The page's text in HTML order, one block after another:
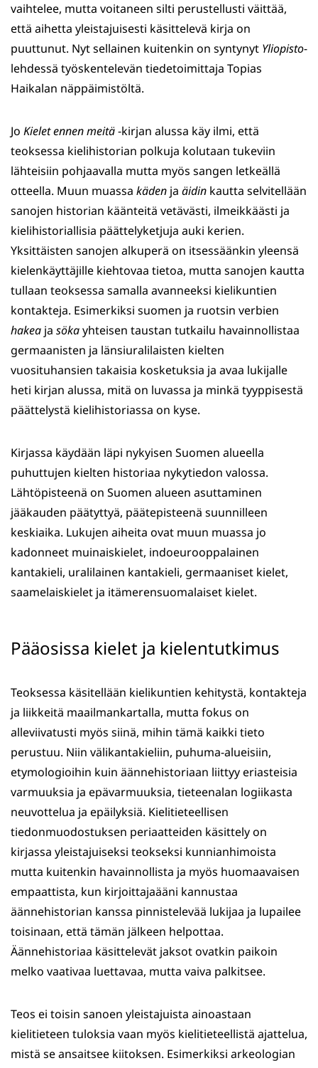
vaihtelee, mutta voitaneen silti perustellusti väittää,
että aihetta yleistajuisesti käsittelevä kirja on
puuttunut. Nyt sellainen kuitenkin on syntynyt Yliopisto-
lehdessä työskentelevän tiedetoimittaja Topias
Haikalan näppäimistöltä.
Jo Kielet ennen meitä-kirjan alussa käy ilmi, että
teoksessa kielihistorian polkuja kolutaan tukeviin
lähteisiin pohjaavalla mutta myös sangen letkeällä
otteella. Muun muassa käden ja äidin kautta selvitellään
sanojen historian käänteitä vetävästi, ilmeikkäästi ja
kielihistoriallisia päättelyketjuja auki kerien.
Yksittäisten sanojen alkuperä on itsessäänkin yleensä
kielenkäyttäjille kiehtovaa tietoa, mutta sanojen kautta
tullaan teoksessa samalla avanneeksi kielikuntien
kontakteja. Esimerkiksi suomen ja ruotsin verbien
hakea ja sökayhteisen taustan tutkailu havainnollistaa
germaanisten ja länsiuralilaisten kielten
vuosituhansien takaisia kosketuksia ja avaa lukijalle
heti kirjan alussa, mitä on luvassa ja minkä tyyppisestä
päättelystä kielihistoriassa on kyse.
Kirjassa käydään läpi nykyisen Suomen alueella
puhuttujen kielten historiaa nykytiedon valossa.
Lähtöpisteenä on Suomen alueen asuttaminen
jääkauden päätyttyä, päätepisteenä suunnilleen
keskiaika. Lukujen aiheita ovat muun muassa jo
kadonneet muinaiskielet, indoeurooppalainen
kantakieli, uralilainen kantakieli, germaaniset kielet,
saamelaiskielet ja itämerensuomalaiset kielet.
Pääosissa kielet ja kielentutkimus
Teoksessa käsitellään kielikuntien kehitystä, kontakteja
ja liikkeitä maailmankartalla, mutta fokus on
alleviivatusti myös siinä, mihin tämä kaikki tieto
perustuu. Niin välikantakieliin, puhuma-alueisiin,
etymologioihin kuin äännehistoriaan liittyy eriasteisia
varmuuksia ja epävarmuuksia, tieteenalan logiikasta
neuvottelua ja epäilyksiä. Kielitieteellisen
tiedonmuodostuksen periaatteiden käsittely on
kirjassa yleistajuiseksi teokseksi kunnianhimoista
mutta kuitenkin havainnollista ja myös huomaavaisen
empaattista, kun kirjoittajaääni kannustaa
äännehistorian kanssa pinnistelevää lukijaa ja lupailee
toisinaan, että tämän jälkeen helpottaa.
Äännehistoriaa käsittelevät jaksot ovatkin paikoin
melko vaativaa luettavaa, mutta vaiva palkitsee.
Teos ei toisin sanoen yleistajuista ainoastaan
kielitieteen tuloksia vaan myös kielitieteellistä ajattelua,
mistä se ansaitsee kiitoksen. Esimerkiksi arkeologian